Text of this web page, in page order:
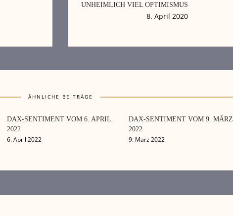
UNHEIMLICH VIEL OPTIMISMUS
8. April 2020
ÄHNLICHE BEITRÄGE
DAX-SENTIMENT VOM 6. APRIL
2022
6. April 2022
DAX-SENTIMENT VOM 9. MÄRZ
2022
9. März 2022